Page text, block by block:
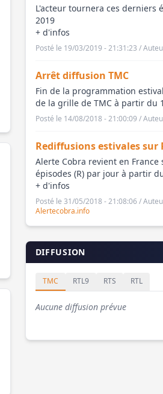
L'acteur tournera ces derniers
2019
+ d'infos
Posté le 19/03/2019 - 21:31:23 /
Arrêt diffusion TMC
Fin de la programmation
de la grille de TMC à partir du
Posté le 14/08/2018 - 21:00:09 /
Rediffusions estivales sur
Alerte Cobra revient en France
épisodes (R) par jour à partir
+ d'infos
Posté le 31/05/2018 - 21:08:06 /
Alertecobra.info
DIFFUSION
TMC RTL9 RTS RTL
Aucune diffusion prévue